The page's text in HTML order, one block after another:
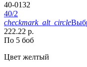
40-0132
40/2
checkmark_alt_circle
222.22 р.
По 5 боб
Цвет желтый